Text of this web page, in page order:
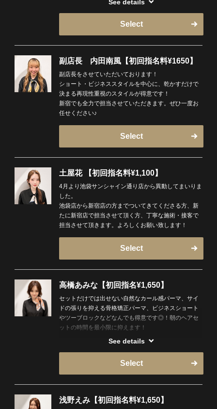
六本木、田町、大宮、プレミアムバーバー目黒で主に
カットをし始めてから経験させていただいた店舗で
す！
当時のカリスマ的店長さん達にいろんな技術を学んで
きました！
多くの店舗を回ったからこそ身についた多くの技術で
皆様をカッコよくさせていただきます！
私の心得は髪を切りにくるだけでなく寝れるくらい静
かな空間を目指してあまり話さずカットをすることも
あります、
もちろんお話をしたい方とはいろんなお話をしたいな
宮城県出身！食べるの大好き！お酒を飲むのも大好き
です！
おすすめありましたら教えていただけたら嬉しいです♪
精一杯頑張らせていただきます！よろしくお願いしま
See details
Select
副店長 内田南風【初回指名料¥1650】
副店長をさせていただいております！
ショート・ビジネススタイルを中心に、乾かすだけで
決まる再現性重視のスタイルが得意です！
新宿でも全力で担当させていただきます。ぜひ一度お
任せください♪
Select
土屋花 【初回指名料¥1,100】
4月より池袋サンシャイン通り店から異動してまいりま
した。
池袋店から新宿店の方までついてきてくださる方、新
たに新宿店で担当させて頂く方、丁寧な施術・接客で
担当させて頂きます。よろしくお願い致します！
Select
高橋あみな【初回指名¥1,650】
セットだけでは出せない自然なカール感パーマ、サイ
ドの張りを抑える骨格矯正パーマ、ビジネスショート
やツーブロックなどなんでも得意です◎！朝のヘアセ
ットの時間を最小限に抑えます！
はずっと大好きです！！美味しいお店があったら教え
てください♪＊カット、パーマ以外の指名不可・シェー
ビング、シャンプー、マッサージは交代する場合がご
ざいます。
See details
Select
浅野えみ【初回指名料¥1,650】